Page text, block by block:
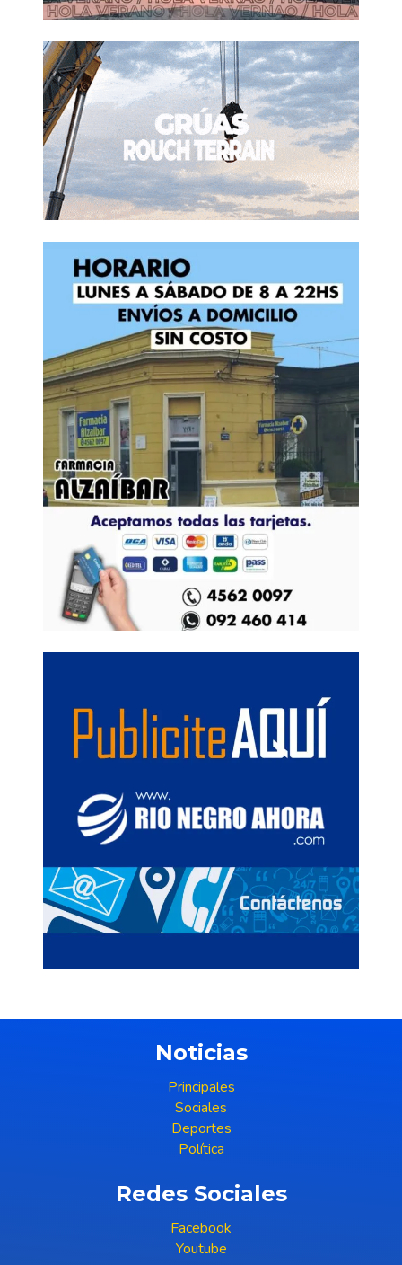
Noticias
Principales
Sociales
Deportes
Política
Redes Sociales
Facebook
Youtube